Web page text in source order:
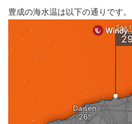
豊成の海水温は以下の通りです。